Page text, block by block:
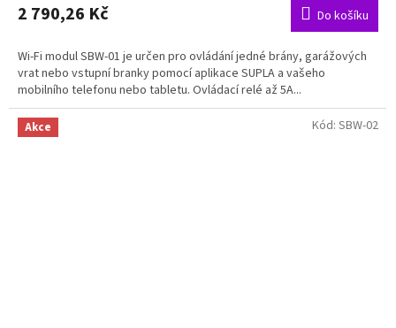
2 790,26 Kč Do košíku
Wi-Fi modul SBW-01 je určen pro ovládání jedné brány, garážových
vrat nebo vstupní branky pomocí aplikace SUPLA a vašeho
mobilního telefonu nebo tabletu. Ovládací relé až 5A...
Akce Kód: SBW-02